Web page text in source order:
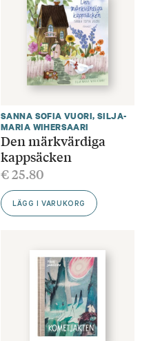
SANNA SOFIA VUORI, SILJA-
MARIA WIHERSAARI
Den märkvärdiga
kappsäcken
€25.80
LÄGG I VARUKORG